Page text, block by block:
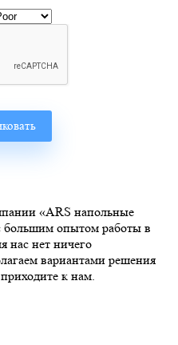
«ARS напольные
большим опытом работы в
нас нет ничего
вариантами решения
к нам.